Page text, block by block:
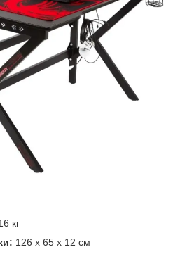
кг
126 x 65 x 12 см